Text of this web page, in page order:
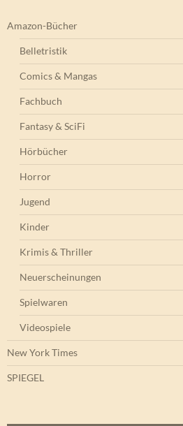
Amazon-Bücher
Belletristik
Comics & Mangas
Fachbuch
Fantasy & SciFi
Hörbücher
Horror
Jugend
Kinder
Krimis & Thriller
Neuerscheinungen
Spielwaren
Videospiele
New York Times
SPIEGEL